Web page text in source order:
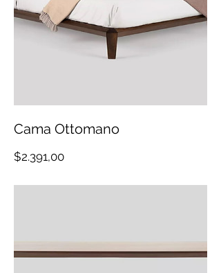
Cama Ottomano
$2.391,00Precio